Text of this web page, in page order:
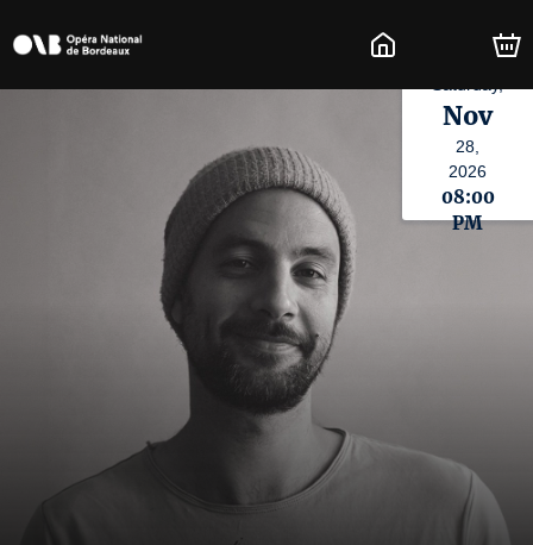
Nov
28,
2026
08:00
PM